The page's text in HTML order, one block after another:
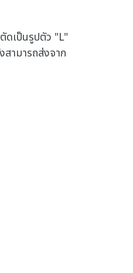
ดเป็นรูปตัว "L"
ามารถส่งจาก